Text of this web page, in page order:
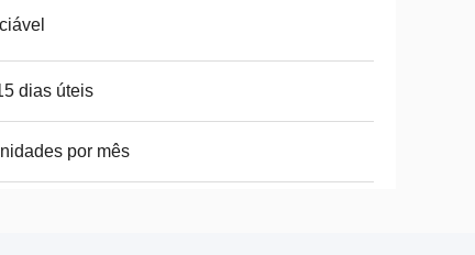
dias úteis
por mês